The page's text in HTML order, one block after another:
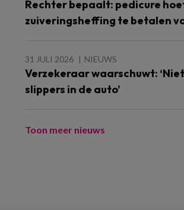
Rechter bepaalt: pedicure
zuiveringsheffing te betalen
31 JULI 2026 NIEUWS
Verzekeraar waarschuwt:
slippers in de auto’
Toon meer nieuws